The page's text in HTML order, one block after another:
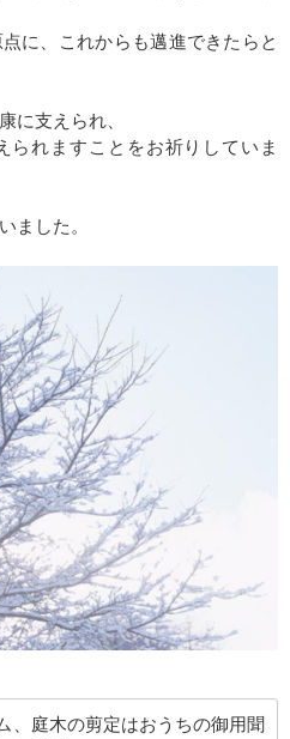
に、これからも邁進できたらと
に支えられ、
られますことをお祈りしていま
ました。
、庭木の剪定はおうちの御用聞